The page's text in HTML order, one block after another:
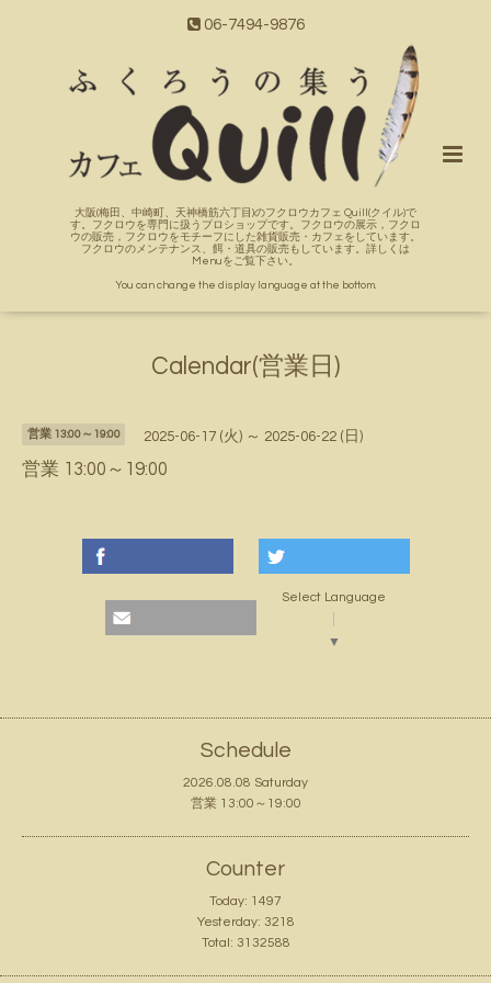
06-7494-9876
大阪(梅田、中崎町、天神橋筋六丁目)のフクロウカフェ Quill(クイル)で
す。フクロウを専門に扱うプロショップです。フクロウの展示，フクロ
ウの販売，フクロウをモチーフにした雑貨販売・カフェをしています。
フクロウのメンテナンス、餌・道具の販売もしています。詳しくは
Menuをご覧下さい。
You can change the display language at the bottom.
Calendar(営業日)
営業 13:00～19:00 2025-06-17 (火) ～ 2025-06-22 (日)
営業 13:00～19:00
Select Language
▼
Schedule
2026.08.08 Saturday
営業 13:00～19:00
Counter
Today: 1497
Yesterday: 3218
Total: 3132588